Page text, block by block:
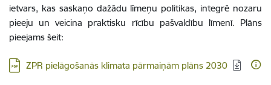
ietvars, kas saskaņo dažādu līmeņu politikas, integrē nozaru
pieeju un veicina praktisku rīcību pašvaldību līmenī. Plāns
pieejams šeit:
Lejupielādēt:
ZPR pielāgošanās klimata pārmaiņām plāns 2030